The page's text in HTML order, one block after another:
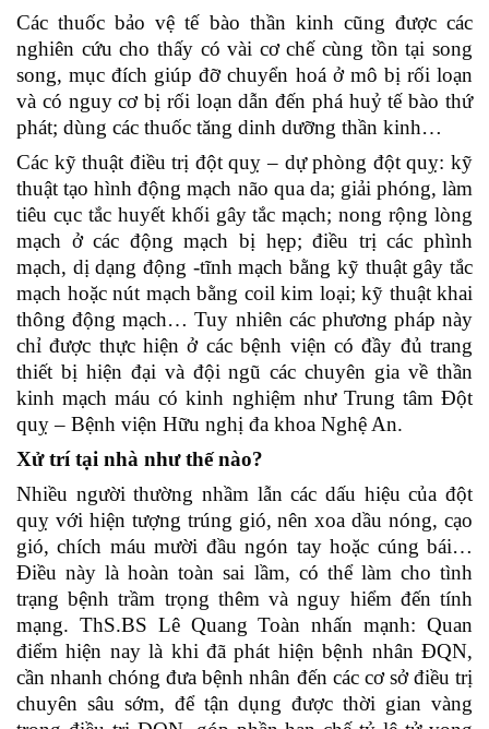
Các thuốc bảo vệ tế bào thần kinh cũng được các
nghiên cứu cho thấy có vài cơ chế cùng tồn tại song
song, mục đích giúp đỡ chuyển hoá ở mô bị rối loạn
và có nguy cơ bị rối loạn dẫn đến phá huỷ tế bào thứ
phát; dùng các thuốc tăng dinh dưỡng thần kinh…
Các kỹ thuật điều trị đột quỵ – dự phòng đột quỵ: kỹ
thuật tạo hình động mạch não qua da; giải phóng, làm
tiêu cục tắc huyết khối gây tắc mạch; nong rộng lòng
mạch ở các động mạch bị hẹp; điều trị các phình
mạch, dị dạng động -tĩnh mạch bằng kỹ thuật gây tắc
mạch hoặc nút mạch bằng coil kim loại; kỹ thuật khai
thông động mạch… Tuy nhiên các phương pháp này
chỉ được thực hiện ở các bệnh viện có đầy đủ trang
thiết bị hiện đại và đội ngũ các chuyên gia về thần
kinh mạch máu có kinh nghiệm như Trung tâm Đột
quỵ – Bệnh viện Hữu nghị đa khoa Nghệ An.
Xử trí tại nhà như thế nào?
Nhiều người thường nhầm lẫn các dấu hiệu của đột
quỵ với hiện tượng trúng gió, nên xoa dầu nóng, cạo
gió, chích máu mười đầu ngón tay hoặc cúng bái…
Điều này là hoàn toàn sai lầm, có thể làm cho tình
trạng bệnh trầm trọng thêm và nguy hiểm đến tính
mạng. ThS.BS Lê Quang Toàn nhấn mạnh: Quan
điểm hiện nay là khi đã phát hiện bệnh nhân ĐQN,
cần nhanh chóng đưa bệnh nhân đến các cơ sở điều trị
chuyên sâu sớm, để tận dụng được thời gian vàng